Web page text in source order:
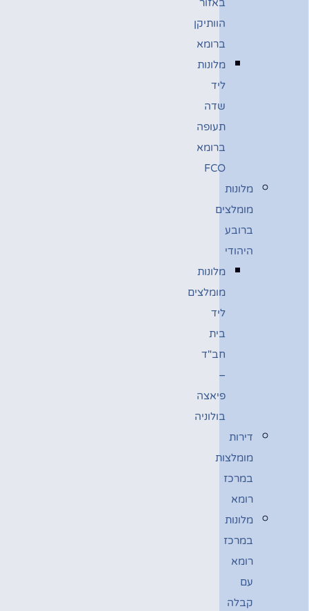
באזור
הוותיקן
ברומא
מלונות
ליד
שדה
תעופה
ברומא
FCO
מלונות
מומלצים
ברובע
היהודי
מלונות
מומלצים
ליד
בית
חב"ד
–
פיאצה
בולוניה
דירות
מומלצות
במרכז
רומא
מלונות
במרכז
רומא
עם
קבלה